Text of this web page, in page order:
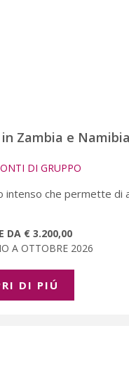
Zambia e Namibia
DI GRUPPO
intenso che permette di
DA € 3.200,00
A OTTOBRE 2026
DI PIÚ